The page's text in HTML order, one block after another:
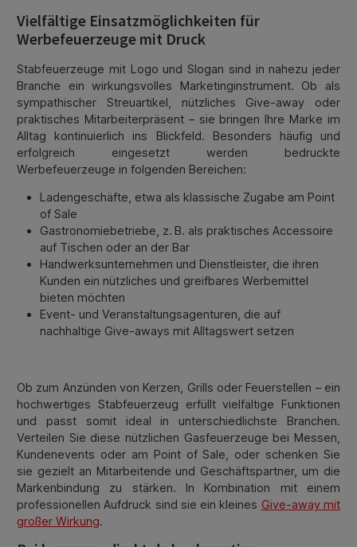
Vielfältige Einsatzmöglichkeiten für
Werbefeuerzeuge mit Druck
Stabfeuerzeuge mit Logo und Slogan sind in nahezu jeder
Branche ein wirkungsvolles Marketinginstrument. Ob als
sympathischer Streuartikel, nützliches Give-away oder
praktisches Mitarbeiterpräsent – sie bringen Ihre Marke im
Alltag kontinuierlich ins Blickfeld. Besonders häufig und
erfolgreich eingesetzt werden bedruckte
Werbefeuerzeuge in folgenden Bereichen:
Ladengeschäfte, etwa als klassische Zugabe am Point
of Sale
Gastronomiebetriebe, z. B. als praktisches Accessoire
auf Tischen oder an der Bar
Handwerksunternehmen und Dienstleister, die ihren
Kunden ein nützliches und greifbares Werbemittel
bieten möchten
Event- und Veranstaltungsagenturen, die auf
nachhaltige Give-aways mit Alltagswert setzen
Ob zum Anzünden von Kerzen, Grills oder Feuerstellen – ein
hochwertiges Stabfeuerzeug erfüllt vielfältige Funktionen
und passt somit ideal in unterschiedlichste Branchen.
Verteilen Sie diese nützlichen Gasfeuerzeuge bei Messen,
Kundenevents oder am Point of Sale, oder schenken Sie
sie gezielt an Mitarbeitende und Geschäftspartner, um die
Markenbindung zu stärken. In Kombination mit einem
professionellen Aufdruck sind sie ein kleines Give-away mit
großer Wirkung.